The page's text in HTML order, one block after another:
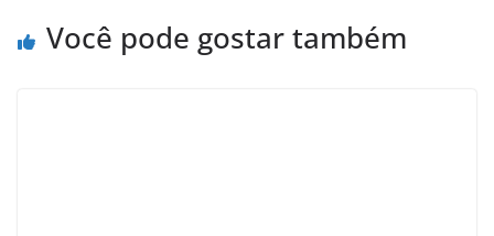
Você pode gostar também